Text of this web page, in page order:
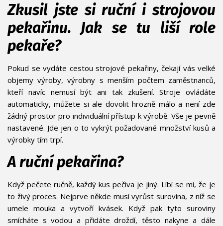
Zkusil jste si ruční i strojovou
pekařinu. Jak se tu liší role
pekaře?
Pokud se vydáte cestou strojové pekařiny, čekají vás velké
objemy výroby, výrobny s menším počtem zaměstnanců,
kteří navíc nemusí být ani tak zkušení. Stroje ovládáte
automaticky, můžete si ale dovolit hrozně málo a není zde
žádný prostor pro individuální přístup k výrobě. Vše je pevně
nastavené. Jde jen o to vykrýt požadované množství kusů a
výrobky tím trpí.
A ruční pekařina?
Když pečete ručně, každý kus pečiva je jiný. Líbí se mi, že je
to živý proces. Nejprve někde musí vyrůst surovina, z níž se
umele mouka a vytvoří kvásek. Když pak tyto suroviny
smícháte s vodou a přidáte droždí, těsto nakyne a dále